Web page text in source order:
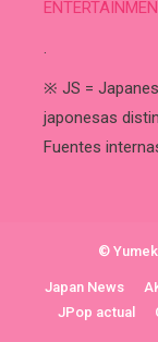
.
※ JS =
japonesas
Fuentes
©
Japan News
JPop actual